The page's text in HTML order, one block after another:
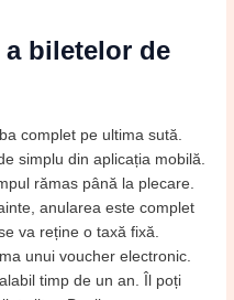
biletelor de
complet pe ultima sută.
simplu din aplicația mobilă.
rămas până la plecare.
anularea este complet
va reține o taxă fixă.
unui voucher electronic.
timp de un an. Îl poți